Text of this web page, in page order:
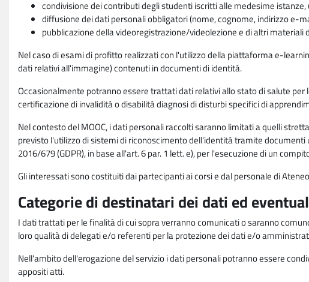
condivisione dei contributi degli studenti iscritti alle medesime
diffusione dei dati personali obbligatori (nome, cognome, indirizzo e-
pubblicazione della videoregistrazione/videolezione e di altri materiali
Nel caso di esami di profitto realizzati con l'utilizzo della piattaforma e-
dati relativi all'immagine) contenuti in documenti di identità.
Occasionalmente potranno essere trattati dati relativi allo stato di salute
certificazione di invalidità o disabilità diagnosi di disturbi specifici di
Nel contesto del MOOC, i dati personali raccolti saranno limitati a quelli
previsto l'utilizzo di sistemi di riconoscimento dell'identità tramite
2016/679 (GDPR), in base all'art. 6 par. 1 lett. e), per l'esecuzione di un
Gli interessati sono costituiti dai partecipanti ai corsi e dal personale di
Categorie di destinatari dei dati ed
I dati trattati per le finalità di cui sopra verranno comunicati o saranno
loro qualità di delegati e/o referenti per la protezione dei dati e/o
Nell'ambito dell'erogazione del servizio i dati personali potranno essere
appositi atti.